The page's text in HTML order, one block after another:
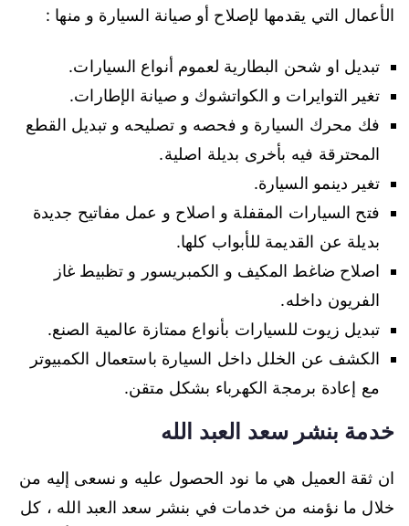
الأعمال التي يقدمها لإصلاح أو صيانة السيارة و منها :
تبديل او شحن البطارية لعموم أنواع السيارات.
تغير التوايرات و الكواتشوك و صيانة الإطارات.
فك محرك السيارة و فحصه و تصليحه و تبديل القطع
المحترقة فيه بأخرى بديلة اصلية.
تغير دينمو السيارة.
فتح السيارات المقفلة و اصلاح و عمل مفاتيح جديدة
بديلة عن القديمة للأبواب كلها.
اصلاح ضاغط المكيف و الكمبريسور و تظبيط غاز
الفريون داخله.
تبديل زيوت للسيارات بأنواع ممتازة عالمية الصنع.
الكشف عن الخلل داخل السيارة باستعمال الكمبيوتر
مع إعادة برمجة الكهرباء بشكل متقن.
خدمة بنشر سعد العبد الله
ان ثقة العميل هي ما نود الحصول عليه و نسعى إليه من
خلال ما نؤمنه من خدمات في بنشر سعد العبد الله ، كل